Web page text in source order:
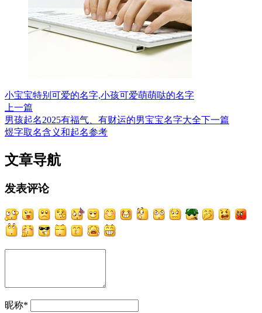
小宝宝特别可爱的名字,小孩可爱萌萌哒的名字
上一篇
男孩起名2025有福气、有财运的男宝宝名字大全下一篇
煜字取名含义和起名参考
文章导航
发表评论
昵称*